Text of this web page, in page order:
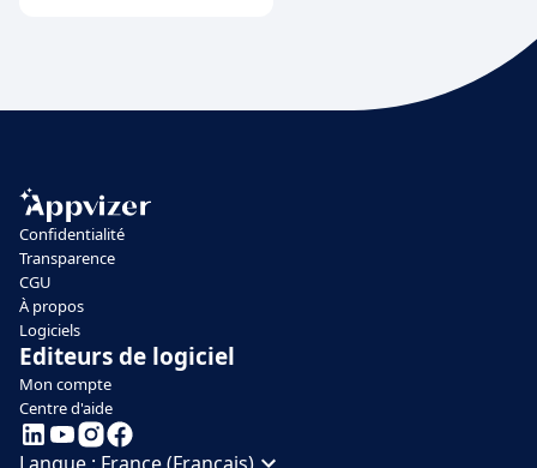
Confidentialité
Transparence
CGU
À propos
Logiciels
Editeurs de logiciel
Mon compte
Centre d'aide